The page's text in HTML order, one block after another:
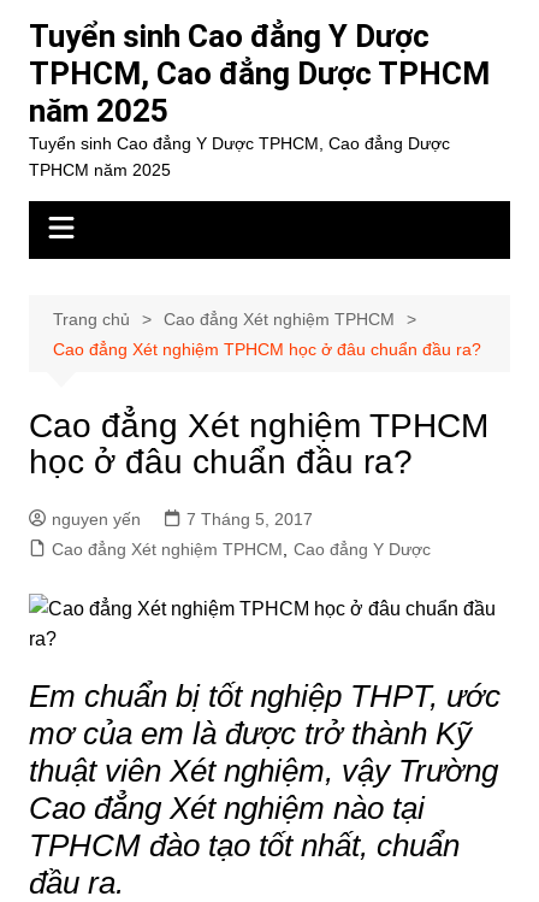
dung
Tuyển sinh Cao đẳng Y Dược
TPHCM, Cao đẳng Dược TPHCM
năm 2025
Tuyển sinh Cao đẳng Y Dược TPHCM, Cao đẳng Dược
TPHCM năm 2025
Trang chủ
Cao đẳng Xét nghiệm TPHCM
Cao đẳng Xét nghiệm TPHCM học ở đâu chuẩn đầu ra?
Cao đẳng Xét nghiệm TPHCM
học ở đâu chuẩn đầu ra?
nguyen yến
7 Tháng 5, 2017
Cao đẳng Xét nghiệm TPHCM
Cao đẳng Y Dược
Em chuẩn bị tốt nghiệp THPT, ước
mơ của em là được trở thành Kỹ
thuật viên Xét nghiệm, vậy Trường
Cao đẳng Xét nghiệm nào tại
TPHCM đào tạo tốt nhất, chuẩn
đầu ra.